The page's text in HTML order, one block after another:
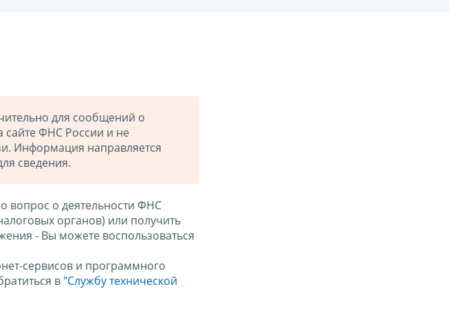
для сообщений о
ФНС России и не
Информация направляется
сведения.
вопрос о деятельности ФНС
органов) или получить
- Вы можете воспользоваться
сервисов и программного
в "Службу технической